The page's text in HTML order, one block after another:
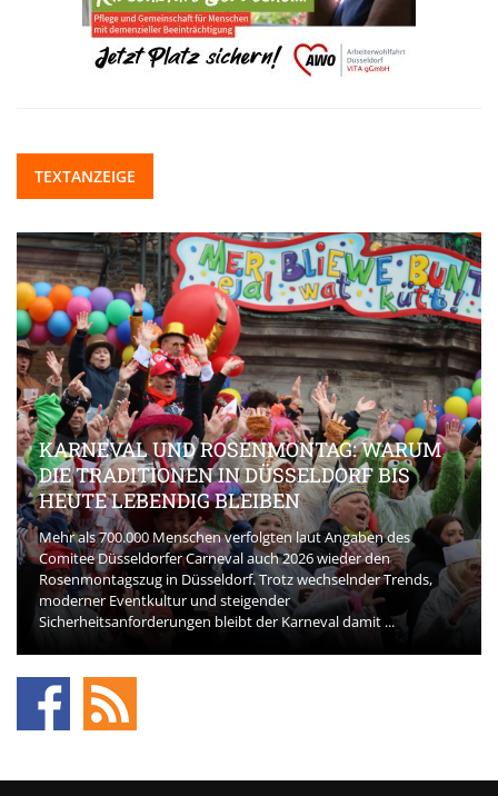
TEXTANZEIGE
KARNEVAL UND ROSENMONTAG: WARUM
DIE TRADITIONEN IN DÜSSELDORF BIS
HEUTE LEBENDIG BLEIBEN
Mehr als 700.000 Menschen verfolgten laut Angaben des
Comitee Düsseldorfer Carneval auch 2026 wieder den
Rosenmontagszug in Düsseldorf. Trotz wechselnder Trends,
moderner Eventkultur und steigender
Sicherheitsanforderungen bleibt der Karneval damit ...